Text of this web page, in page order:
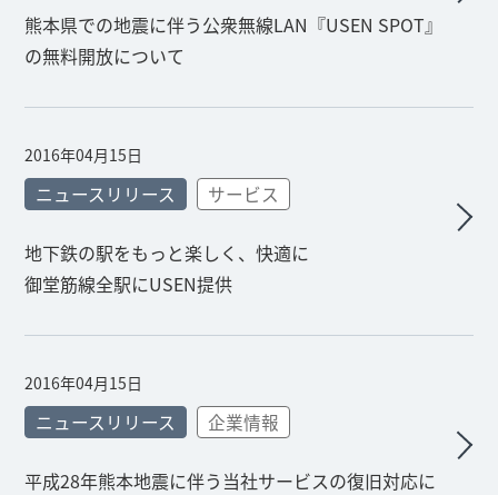
熊本県での地震に伴う公衆無線LAN『USEN SPOT』
の無料開放について
2016年04月15日
ニュースリリース サービス
地下鉄の駅をもっと楽しく、快適に
御堂筋線全駅にUSEN提供
2016年04月15日
ニュースリリース 企業情報
平成28年熊本地震に伴う当社サービスの復旧対応に